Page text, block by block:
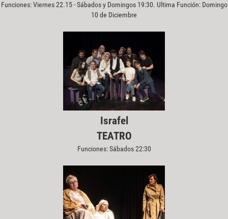
Funciones: Viernes 22.15 - Sábados y Domingos 19:30. Ultima Función: Domingo
10 de Diciembre
Israfel
TEATRO
Funciones: Sábados 22:30